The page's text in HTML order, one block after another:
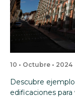
10 • Octubre • 2024
Descubre
edificaciones para